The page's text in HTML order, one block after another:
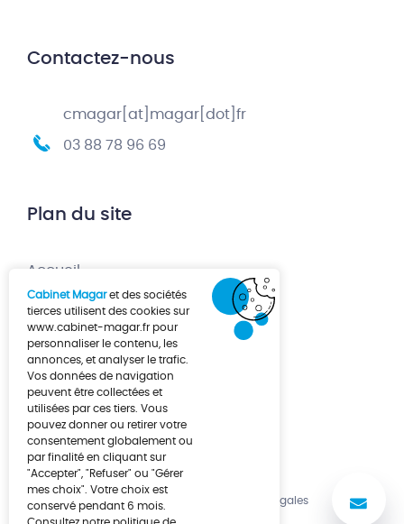
Contactez-nous
cmagar[at]magar[dot]fr
03 88 78 96 69
Plan du site
Accueil
Création d’entreprise
Développement d’entreprise
À propos
Actualités
Contact
Politique de cookies Mentions légales
Cabinet Magaret des sociétés
tierces utilisent des cookies sur
www.cabinet-magar.frpour
personnaliser le contenu, les
annonces, et analyser le trafic.
Vos données de navigation
peuvent être collectées et
utilisées par ces tiers. Vous
pouvez donner ou retirer votre
consentement globalement ou
par finalité en cliquant sur
"Accepter", "Refuser" ou "Gérer
mes choix". Votre choix est
conservé pendant 6 mois.